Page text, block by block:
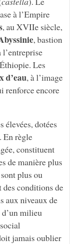
à l’Empire
, au XVIIe siècle,
, bastion
Les
d’eau, à l’image
renforce encore
élevées, dotées
En règle
constituent
de manière plus
plus ou
conditions de
aux niveaux de
milieu
jamais oublier